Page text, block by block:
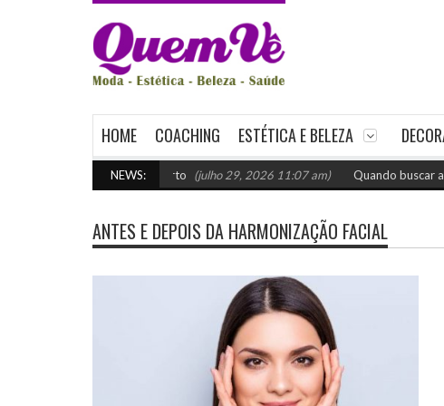
HOME COACHING ESTÉTICA E BELEZA
NEWS:
como escolher o certo (julho 29, 2026 11:07 am) Quando buscar apoio
ANTES E DEPOIS DA HARMONIZAÇÃO FACIAL